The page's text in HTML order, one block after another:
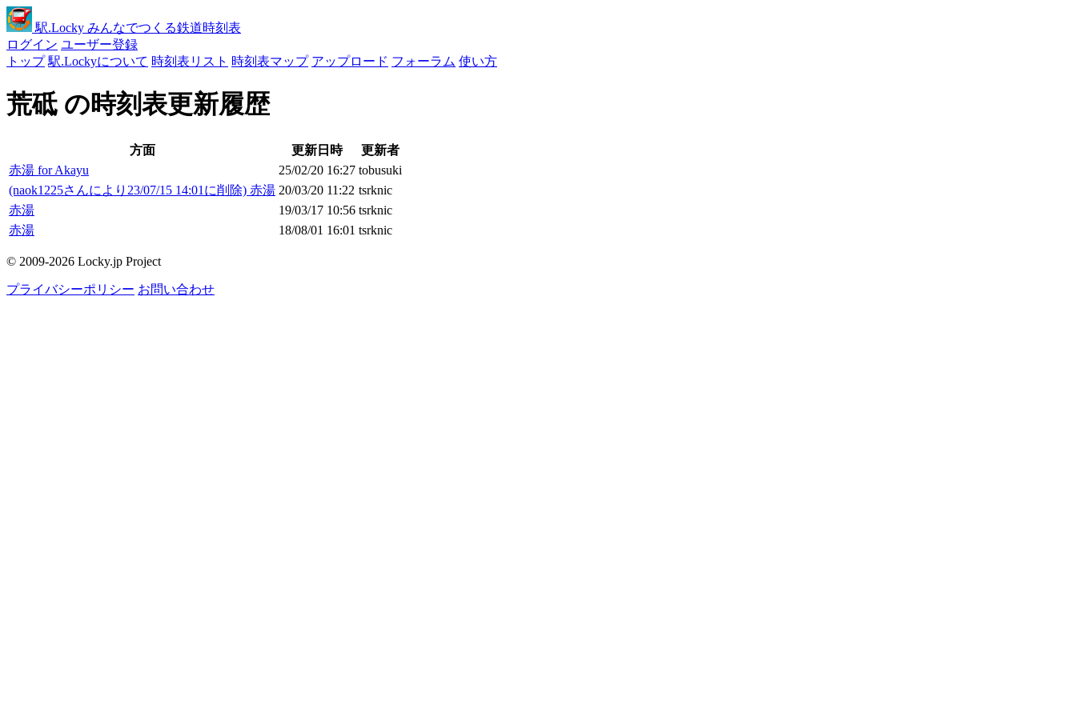
駅.Locky みんなでつくる鉄道時刻表
ログイン ユーザー登録
トップ 駅.Lockyについて 時刻表リスト 時刻表マップ アップロード フォーラム 使い方
荒砥 の時刻表更新履歴
方面 更新日時
更新者
赤湯 for Akayu
25/02/20 16:27 tobusuki
(naok1225さんにより23/07/15 14:01に削除) 赤湯 20/03/20 11:22 tsrknic
赤湯
19/03/17 10:56 tsrknic
赤湯
18/08/01 16:01 tsrknic
© 2009-2026 Locky.jp Project
プライバシーポリシー お問い合わせ